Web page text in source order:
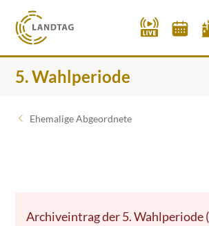
5. Wahlperiode
Ehemalige Abgeordnete
Archiveintrag der 5. Wahlperiode